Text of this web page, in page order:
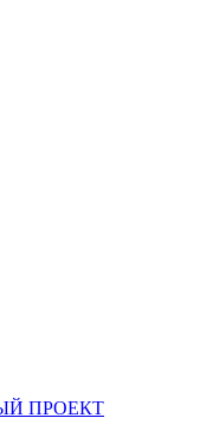
ПРОЕКТ